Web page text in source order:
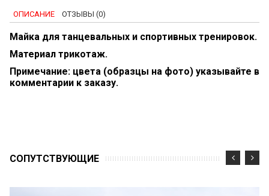
ОПИСАНИЕ ОТЗЫВЫ (0)
Майка для танцевальных и спортивных тренировок.
Материал трикотаж.
Примечание: цвета (образцы на фото) указывайте в
комментарии к заказу.
CОПУТСТВУЮЩИЕ